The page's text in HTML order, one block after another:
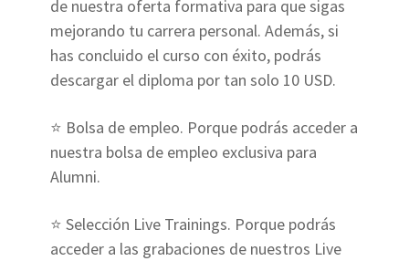
de nuestra oferta formativa para que sigas
mejorando tu carrera personal. Además, si
has concluido el curso con éxito, podrás
descargar el diploma por tan solo 10 USD.
⭐ Bolsa de empleo. Porque podrás acceder a
nuestra bolsa de empleo exclusiva para
Alumni.
⭐ Selección Live Trainings. Porque podrás
acceder a las grabaciones de nuestros Live